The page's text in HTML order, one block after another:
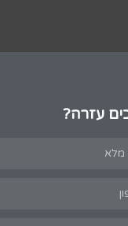
עזרה?